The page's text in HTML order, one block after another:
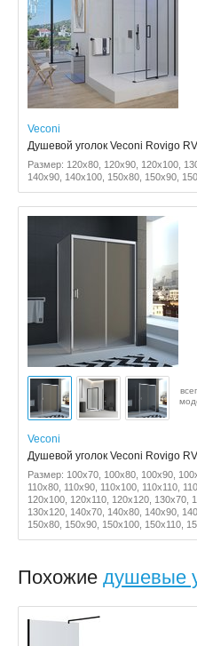
Veconi
Душевой уголок Veconi Rovigo
Размер: 120x80, 120x90, 120x100,
140x90, 140x100, 150x80, 150x90,
Veconi
Душевой уголок Veconi Rovigo
Размер: 100x70, 100x80, 100x90,
110x80, 110x90, 110x100, 110x110,
120x100, 120x110, 120x120, 130x70,
130x120, 140x70, 140x80, 140x90,
150x80, 150x90, 150x100, 150x110,
Похожие душевые